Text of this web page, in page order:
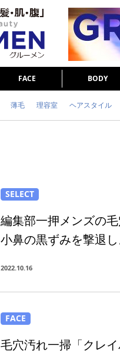
FACE BODY
薄毛 理容室 ヘアスタイル
SELECT
編集部一押メンズの
小鼻の黒ずみを撃退し
2022.10.16
FACE
毛穴汚れ一掃「クレイ